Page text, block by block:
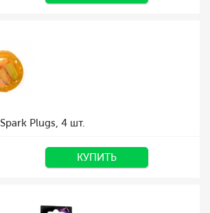
Plugs, 4 шт.
КУПИТЬ